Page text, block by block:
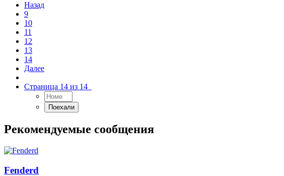
Назад
9
10
11
12
13
14
Далее
Страница 14 из 14
Рекомендуемые сообщения
Fenderd